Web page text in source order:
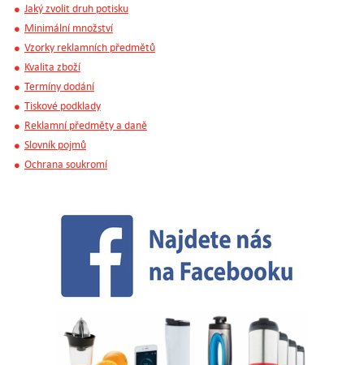
Jaký zvolit druh potisku
Minimální množství
Vzorky reklamních předmětů
Kvalita zboží
Termíny dodání
Tiskové podklady
Reklamní předměty a daně
Slovník pojmů
Ochrana soukromí